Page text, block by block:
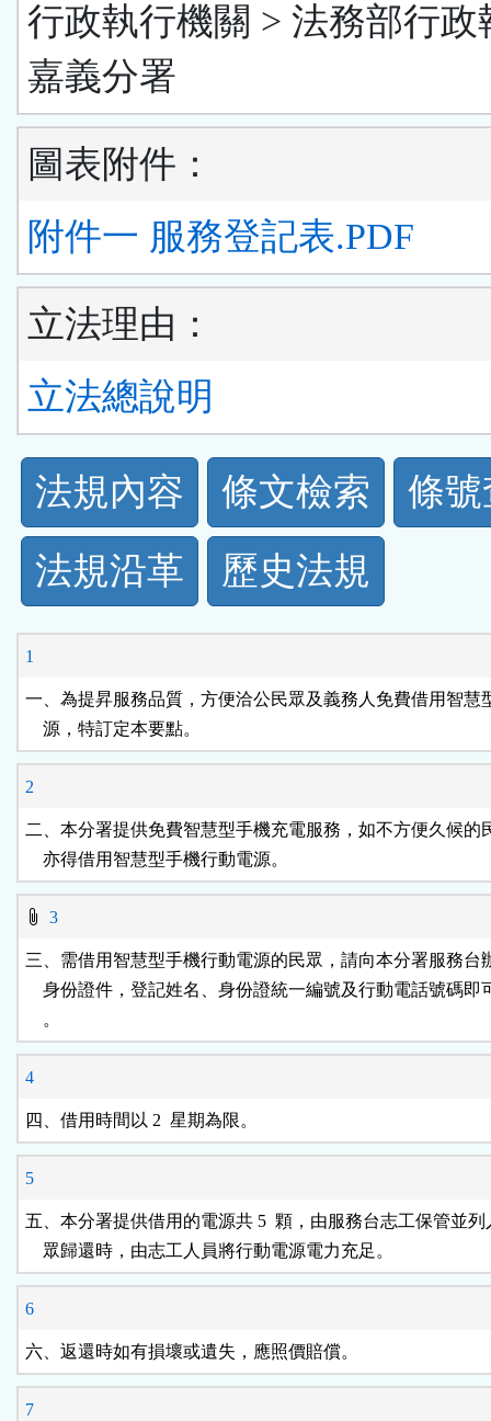
行政執行機關 > 法務部行政
嘉義分署
圖表附件：
附件一 服務登記表.PDF
立法理由：
立法總說明
法
規
功
能
按
鈕
法規內容 條文檢索
條
法規沿革
歷史法規
1
一、為提昇服務品質，方便洽公民眾及義務人免費借用智慧
    源，特訂定本要點。
2
二、本分署提供免費智慧型手機充電服務，如不方便久候的
    亦得借用智慧型手機行動電源。
3
三、需借用智慧型手機行動電源的民眾，請向本分署服務台
身份證件，登記姓名、身份證統一編號及行動電話號碼即
    。
4
四、借用時間以 2  星期為限。
5
五、本分署提供借用的電源共 5  顆，由服務台志工保管並列
    眾歸還時，由志工人員將行動電源電力充足。
6
六、返還時如有損壞或遺失，應照價賠償。
7